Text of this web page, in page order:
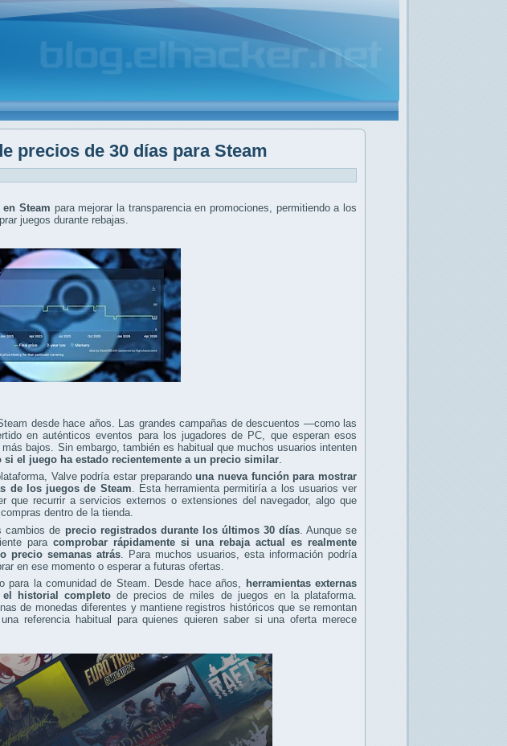
precios de 30 días para Steam
en Steam para mejorar la transparencia en promociones, permitiendo a los
juegos durante rebajas.
desde hace años. Las grandes campañas de descuentos —como las
en auténticos eventos para los jugadores de PC, que esperan esos
bajos. Sin embargo, también es habitual que muchos usuarios intenten
el juego ha estado recientemente a un precio similar
Valve podría estar preparandouna nueva función para mostrar
de los juegos de Steam. Esta herramienta permitiría a los usuarios ver
recurrir a servicios externos o extensiones del navegador, algo que
dentro de la tienda.
cambios de precio registrados durante los últimos 30 días. Aunque se
para comprobar rápidamente si una rebaja actual es realmente
precio semanas atrás. Para muchos usuarios, esta información podría
en ese momento o esperar a futuras ofertas.
para la comunidad de Steam. Desde hace años, herramientas externas
el historial completode precios de miles de juegos en la plataforma.
de monedas diferentes y mantiene registros históricos que se remontan
referencia habitual para quienes quieren saber si una oferta merece